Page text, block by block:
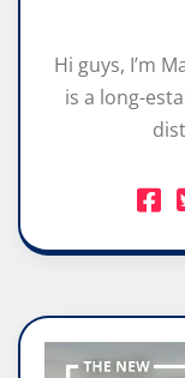
Hi guys, I’m
is a long-